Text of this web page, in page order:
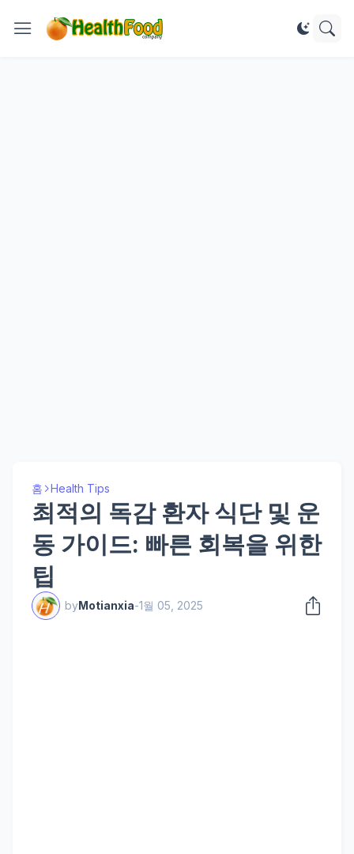
홈 Health Tips
최적의 독감 환자 식단 및 운
동 가이드: 빠른 회복을 위한
팁
byMotianxia-1월 05, 2025